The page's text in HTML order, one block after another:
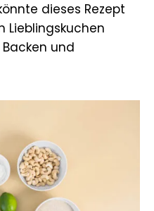
dieses Rezept
Lieblingskuchen
und